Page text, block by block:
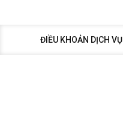
ĐIỀU KHOẢN DỊCH VỤ